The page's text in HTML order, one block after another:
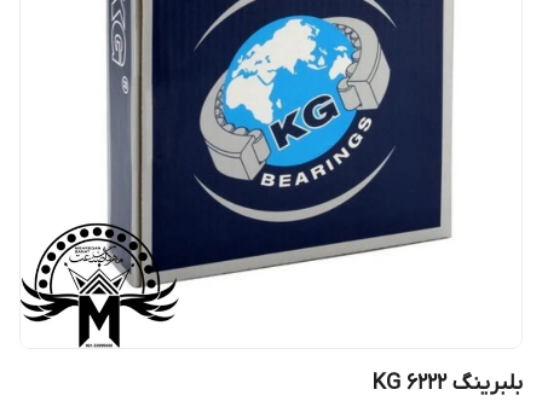
بلبرینگ KG 6222